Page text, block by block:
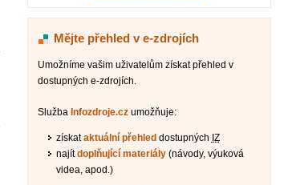
Mějte přehled v e-zdrojích
Umožníme vašim uživatelům získat přehled v
dostupných e-zdrojích.
Služba Infozdroje.cz umožňuje:
získataktuální přehled dostupných IZ
najítdoplňující materiály(návody, výuková
videa, apod.)